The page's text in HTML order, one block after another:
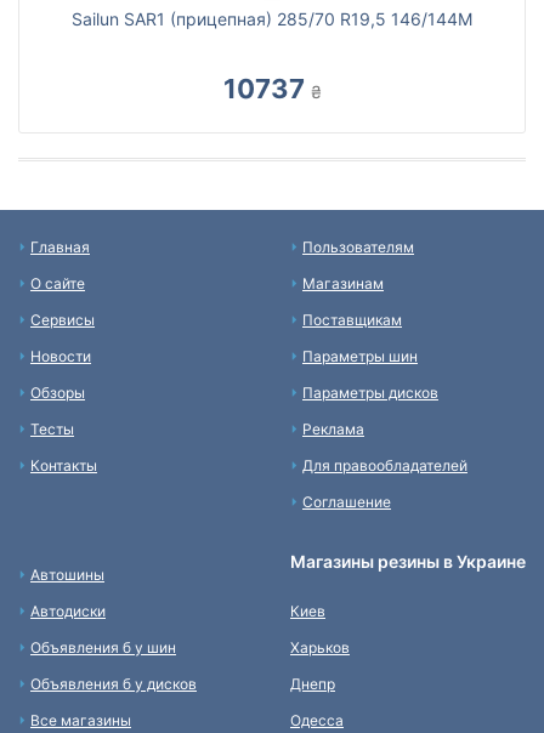
Sailun SAR1 (прицепная) 285/70 R19,5 146/144M
10737 ₴
Главная
О сайте
Сервисы
Новости
Обзоры
Тесты
Контакты
Пользователям
Магазинам
Поставщикам
Параметры шин
Параметры дисков
Реклама
Для правообладателей
Соглашение
Автошины
Автодиски
Объявления б у шин
Объявления б у дисков
Все магазины
Магазины резины в Украине
Киев
Харьков
Днепр
Одесса